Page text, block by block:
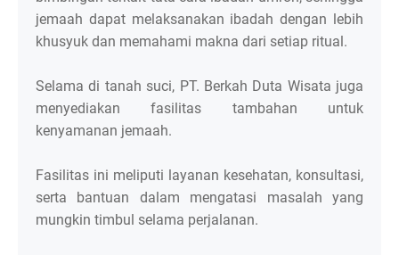
jemaah dapat melaksanakan ibadah dengan lebih
khusyuk dan memahami makna dari setiap ritual.
Selama di tanah suci, PT. Berkah Duta Wisata juga
menyediakan fasilitas tambahan untuk
kenyamanan jemaah.
Fasilitas ini meliputi layanan kesehatan, konsultasi,
serta bantuan dalam mengatasi masalah yang
mungkin timbul selama perjalanan.